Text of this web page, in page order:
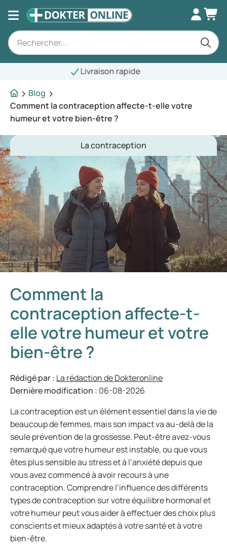
Blog
Comment la contraception affecte-t-elle votre
humeur et votre bien-être ?
La contraception
Comment la
contraception affecte-t-
elle votre humeur et votre
bien-être ?
Rédigé par : La rédaction de Dokteronline
Dernière modification : 06-08-2026
La contraception est un élément essentiel dans la vie de
beaucoup de femmes, mais son impact va au-delà de la
seule prévention de la grossesse. Peut-être avez-vous
remarqué que votre humeur est instable, ou que vous
êtes plus sensible au stress et à l’anxiété depuis que
vous avez commencé à avoir recours à une
contraception. Comprendre l’influence des différents
types de contraception sur votre équilibre hormonal et
votre humeur peut vous aider à effectuer des choix plus
conscients et mieux adaptés à votre santé et à votre
bien-être.